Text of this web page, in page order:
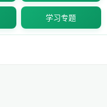
学习专题